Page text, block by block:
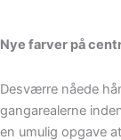
Nye farver på
Desværre nåede
gangarealerne
en umulig opgave